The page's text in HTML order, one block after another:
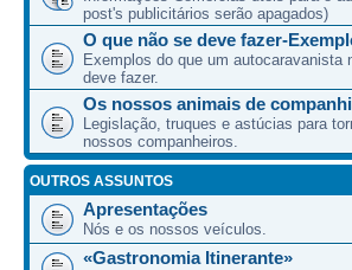
post's publicitários serão apagados)
O que não se deve fazer-
Exemplos do que um autocaravanista
deve fazer.
Os nossos animais de
Legislação, truques e astúcias para
nossos companheiros.
OUTROS ASSUNTOS
Apresentações
Nós e os nossos veículos.
«Gastronomia Itinerante»